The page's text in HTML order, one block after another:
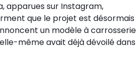
apparues sur Instagram,
que le projet est désormais
un modèle à carrosserie
même avait déjà dévoilé dans